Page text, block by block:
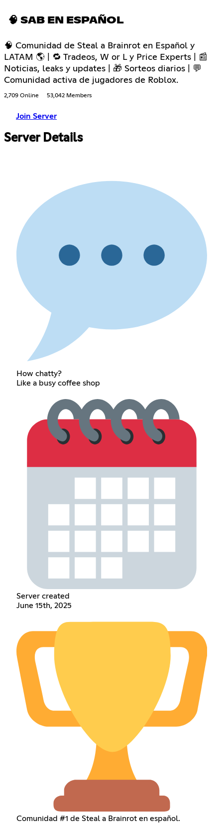
🧠 SAB EN ESPAÑOL
🧠 Comunidad de Steal a Brainrot en Español y
LATAM 🌎 | 🔁 Tradeos, W or L y Price Experts | 📰
Noticias, leaks y updates | 🎁 Sorteos diarios | 💬
Comunidad activa de jugadores de Roblox.
2,709 Online 53,042 Members
Join Server
Server Details
How chatty?
Like a busy coffee shop
Server created
June 15th, 2025
Comunidad #1 de Steal a Brainrot en español.